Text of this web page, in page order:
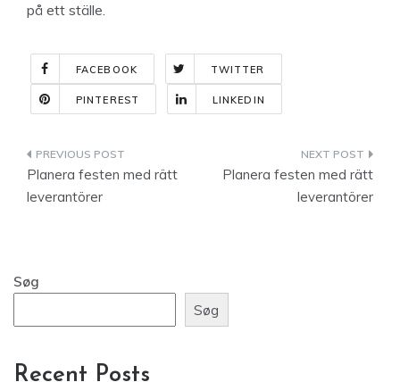
på ett ställe.
FACEBOOK TWITTER
PINTEREST LINKEDIN
Indlægsnavigation
Planera festen med rätt
leverantörer
Planera festen med rätt
leverantörer
Søg
Søg
Recent Posts